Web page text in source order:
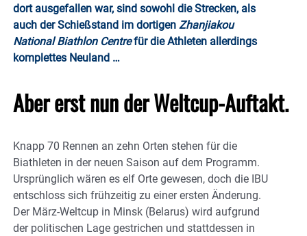
dort ausgefallen war, sind sowohl die Strecken, als
auch der Schießstand im dortigen Zhanjiakou
National Biathlon Centrefür die Athleten allerdings
komplettes Neuland …
Aber erst nun der Weltcup-Auftakt.
Knapp 70 Rennen an zehn Orten stehen für die
Biathleten in der neuen Saison auf dem Programm.
Ursprünglich wären es elf Orte gewesen, doch die IBU
entschloss sich frühzeitig zu einer ersten Änderung.
Der März-Weltcup in Minsk (Belarus) wird aufgrund
der politischen Lage gestrichen und stattdessen in